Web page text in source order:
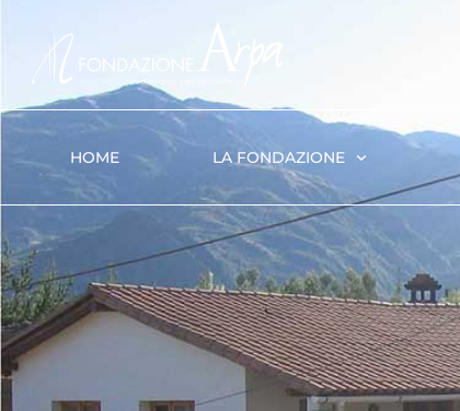
HOME LA FONDAZIONE